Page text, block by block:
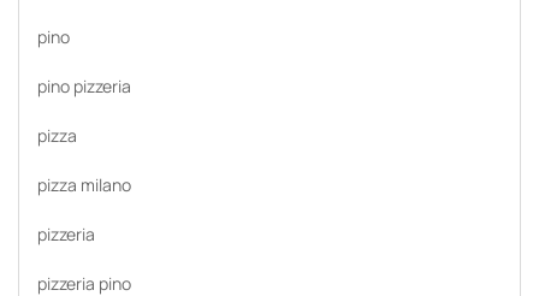
pino
pino pizzeria
pizza
pizza milano
pizzeria
pizzeria pino